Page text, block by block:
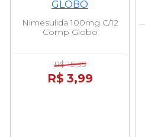
Nimesulida 100mg C/12
Comp Globo
R$ 15,35
R$ 3,99